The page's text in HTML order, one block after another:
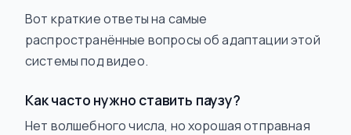
Вот краткие ответы на самые
распространённые вопросы об адаптации этой
системы под видео.
Как часто нужно ставить паузу?
Нет волшебного числа, но хорошая отправная